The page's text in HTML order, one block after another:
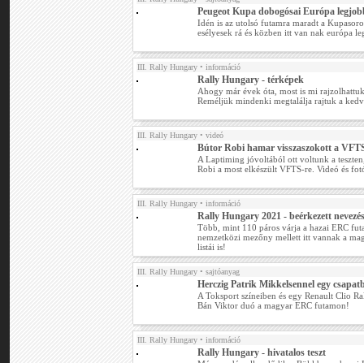
Peugeot Kupa dobogósai Európa
Idén is az utolsó futamra maradt a
esélyesek rá és közben itt van nak európa
III. Rally Hungary • információ
Rally Hungary - térképek
Ahogy már évek óta, most is mi
Reméljük mindenki megtalálja rajtuk a
III. Rally Hungary • videó
Bútor Robi hamar visszaszokott a
A Laptiming jóvoltából ott voltunk a
Robi a most elkészült VFTS-re. Videó és
III. Rally Hungary • információ
Rally Hungary 2021 - beérkezett
Több, mint 110 páros várja a hazai ERC
nemzetközi mezőny mellett itt vannak a
listái is!
III. Rally Hungary • sajtóanyag
Herczig Patrik Mikkelsennel egy
A Toksport színeiben és egy Renault Clio
Bán Viktor duó a magyar ERC futamon!
III. Rally Hungary • információ
Rally Hungary - hivatalos teszt